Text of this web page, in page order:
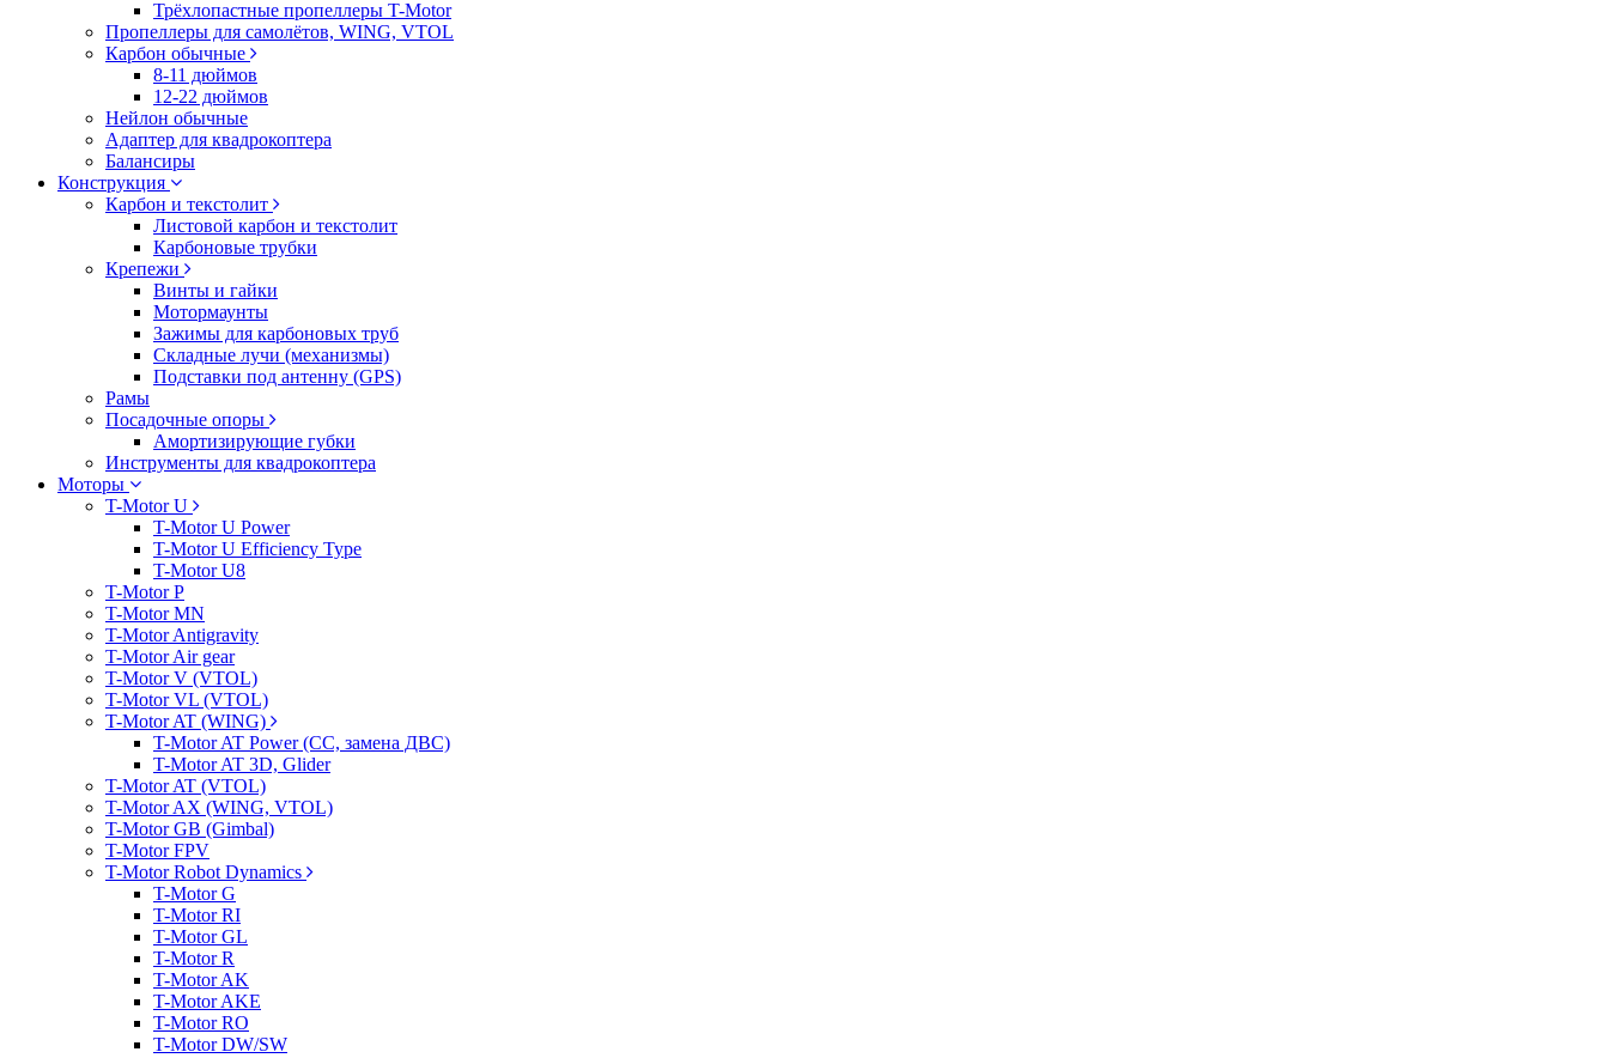
Трёхлопастные пропеллеры T-Motor
Пропеллеры для самолётов, WING, VTOL
Карбон обычные
8-11 дюймов
12-22 дюймов
Нейлон обычные
Адаптер для квадрокоптера
Балансиры
Конструкция
Карбон и текстолит
Листовой карбон и текстолит
Карбоновые трубки
Крепежи
Винты и гайки
Мотормаунты
Зажимы для карбоновых труб
Складные лучи (механизмы)
Подставки под антенну (GPS)
Рамы
Посадочные опоры
Амортизирующие губки
Инструменты для квадрокоптера
Моторы
T-Motor U
T-Motor U Power
T-Motor U Efficiency Type
T-Motor U8
T-Motor P
T-Motor MN
T-Motor Antigravity
T-Motor Air gear
T-Motor V (VTOL)
T-Motor VL (VTOL)
T-Motor AT (WING)
T-Motor AT Power (CC, замена ДВС)
T-Motor AT 3D, Glider
T-Motor AT (VTOL)
T-Motor AX (WING, VTOL)
T-Motor GB (Gimbal)
T-Motor FPV
T-Motor Robot Dynamics
T-Motor G
T-Motor RI
T-Motor GL
T-Motor R
T-Motor AK
T-Motor AKE
T-Motor RO
T-Motor DW/SW